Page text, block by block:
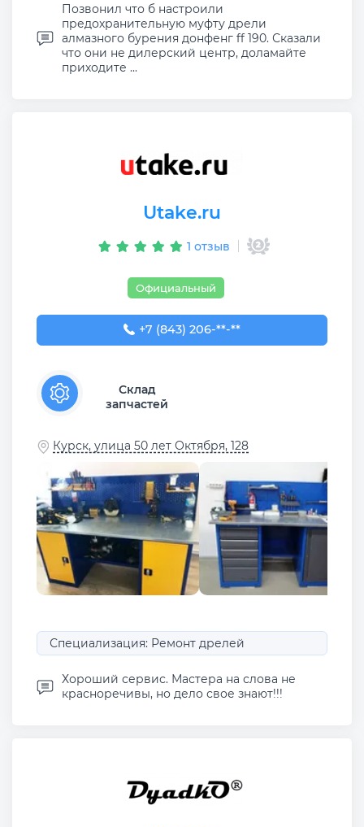
Позвонил что б настроили
предохранительную муфту дрели
алмазного бурения донфенг ff 190. Сказали
что они не дилерский центр, доламайте
приходите ...
Utake.ru
1 отзыв
Официальный
+7 (843) 206-03-65
+7 (843) 206-**-**
Склад
запчастей
Курск, улица 50 лет Октября, 128
Специализация: Ремонт дрелей
Хороший сервис. Мастера на слова не
красноречивы, но дело свое знают!!!